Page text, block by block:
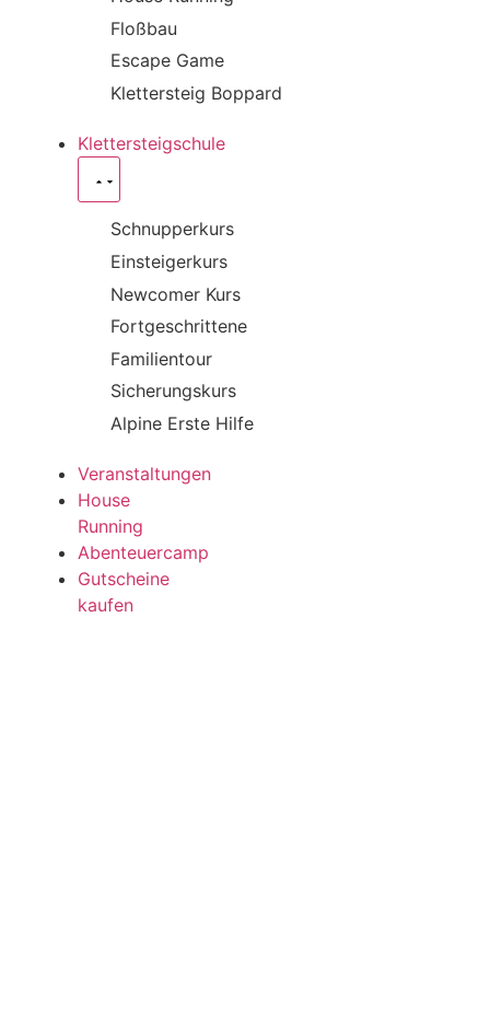
Floßbau
Escape Game
Klettersteig Boppard
Klettersteigschule
Schnupperkurs
Einsteigerkurs
Newcomer Kurs
Fortgeschrittene
Familientour
Sicherungskurs
Alpine Erste Hilfe
Veranstaltungen
House
Running
Abenteuercamp
Gutscheine
kaufen